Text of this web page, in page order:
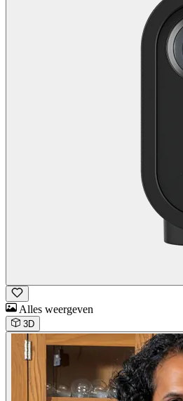
Alles weergeven
3D